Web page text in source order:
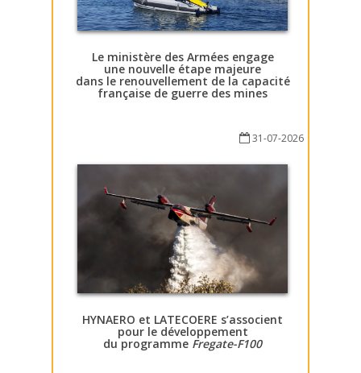
Le ministère des Armées engage
une nouvelle étape majeure
dans le renouvellement de la capacité
française de guerre des mines
31-07-2026
HYNAERO et LATECOERE s’associent
pour le développement
du programme Fregate-F100